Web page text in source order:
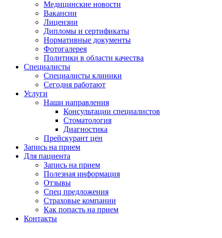
Медицинские новости
Вакансии
Лицензии
Дипломы и сертификаты
Нормативные документы
Фотогалерея
Политики в области качества
Специалисты
Специалисты клиники
Сегодня работают
Услуги
Наши направления
Консультации специалистов
Стоматология
Диагностика
Прейскурант цен
Запись на прием
Для пациента
Запись на прием
Полезная информация
Отзывы
Спец предложения
Страховые компании
Как попасть на прием
Контакты